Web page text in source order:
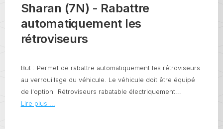
Sharan (7N) - Rabattre
automatiquement les
rétroviseurs
But : Permet de rabattre automatiquement les rétroviseurs
au verrouillage du véhicule. Le véhicule doit être équipé
de l'option "Rétroviseurs rabatable électriquement...
Lire plus ...